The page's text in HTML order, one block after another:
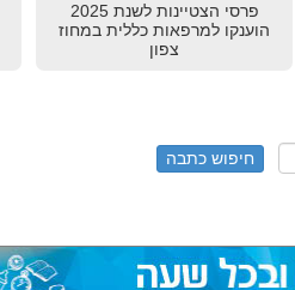
פרסי הצטיינות לשנת 2025
הוענקו למרפאות כללית במחוז
צפון